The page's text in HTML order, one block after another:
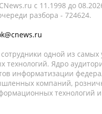
c 11.1998 до
разбора - 724624.
одной из
Ядро
информатизации
компаний,
технологий и